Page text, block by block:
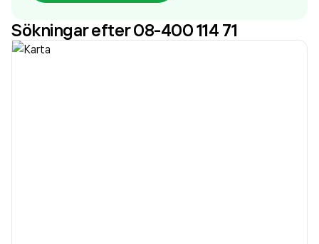
Sökningar efter 08-400 114 71